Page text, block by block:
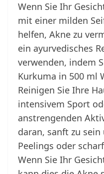
Wenn Sie Ihr
mit einer milden
helfen, Akne zu
ein ayurvedisches
verwenden, indem
Kurkuma in 500 ml
Reinigen Sie Ihre
intensivem Sport
anstrengenden
daran, sanft zu
Peelings oder
Wenn Sie Ihr